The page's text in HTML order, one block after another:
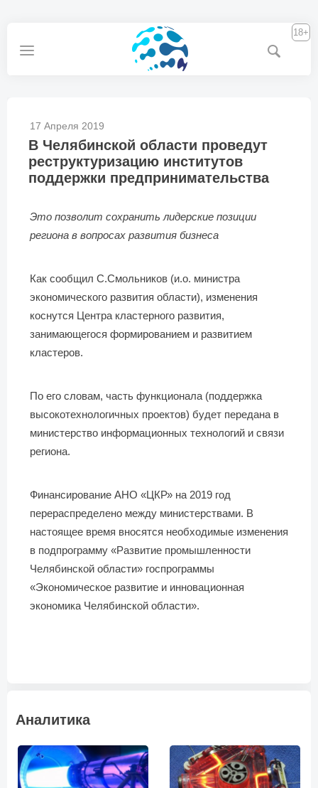
18+
17 Апреля 2019
В Челябинской области проведут
реструктуризацию институтов
поддержки предпринимательства
Это позволит сохранить лидерские позиции
региона в вопросах развития бизнеса
Как сообщил С.Смольников (и.о. министра
экономического развития области), изменения
коснутся Центра кластерного развития,
занимающегося формированием и развитием
кластеров.
По его словам, часть функционала (поддержка
высокотехнологичных проектов) будет передана в
министерство информационных технологий и связи
региона.
Финансирование АНО «ЦКР» на 2019 год
перераспределено между министерствами. В
настоящее время вносятся необходимые изменения
в подпрограмму «Развитие промышленности
Челябинской области» госпрограммы
«Экономическое развитие и инновационная
экономика Челябинской области».
Аналитика